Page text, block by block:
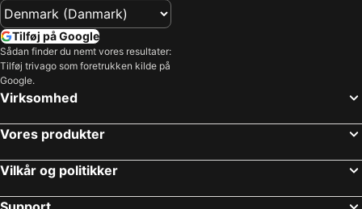
Tilføj på Google
Sådan finder du nemt vores resultater:
Tilføj trivago som foretrukken kilde på
Google.
Virksomhed
Vores produkter
Vilkår og politikker